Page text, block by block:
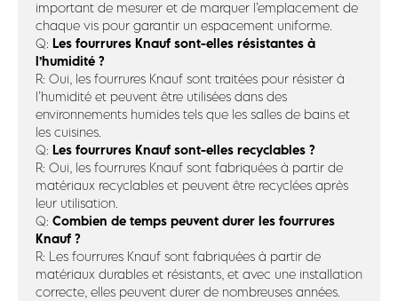
important de mesurer et de marquer l’emplacement de
chaque vis pour garantir un espacement uniforme.
Q: Les fourrures Knauf sont-elles résistantes à
l’humidité ?
R: Oui, les fourrures Knauf sont traitées pour résister à
l’humidité et peuvent être utilisées dans des
environnements humides tels que les salles de bains et
les cuisines.
Q: Les fourrures Knauf sont-elles recyclables ?
R: Oui, les fourrures Knauf sont fabriquées à partir de
matériaux recyclables et peuvent être recyclées après
leur utilisation.
Q: Combien de temps peuvent durer les fourrures
Knauf ?
R: Les fourrures Knauf sont fabriquées à partir de
matériaux durables et résistants, et avec une installation
correcte, elles peuvent durer de nombreuses années.